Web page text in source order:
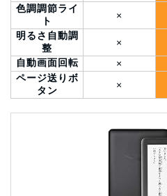
色調調節ライ
ト
×
明るさ自動調
整
×
自動画面回転
×
ページ送りボ
タン
×